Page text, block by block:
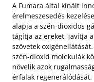
A Fumara által kínált
érelmeszesedés
alapja a szén-dioxidos
tágítja az ereket, javítja
szövetek
szén-dioxid molekulák
növelik azok
érfalak regenerálódását.